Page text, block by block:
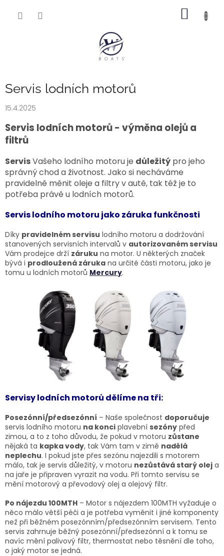
Servis lodních motorů
15.4.2025
Servis lodních motorů - výměna olejů a
filtrů
ServisVašeho lodního motoru je důležitý pro jeho
správný chod a životnost. Jako si necháváme
pravidelně měnit oleje a filtry v autě, tak též je to
potřeba právě u lodních motorů.
Servis lodního motoru jako záruka funkčnosti
Díky pravidelném servisu lodního motoru a dodržování
stanovených servisních intervalů v autorizovaném servisu
Vám prodejce drží záruku na motor. U některých značek
bývá i prodloužená záruka na určité části motoru, jako je
tomu u lodních motorů Mercury.
Servisy lodních motorů dělíme na tři:
Posezónní/předsezónní – Naše společnost doporučuje
servis lodního motoru na konci plavební sezóny před
zimou, a to z toho důvodu, že pokud v motoru zůstane
nějaká ta kapka vody, tak Vám tam v zimě nadělá
neplechu. I pokud jste přes sezónu najezdili s motorem
málo, tak je servis důležitý, v motoru nezůstává starý olej a
na jaře je připraven vyrazit na vodu. Při tomto servisu se
mění motorový a převodový olej a olejový filtr.
Po nájezdu 100MTH – Motor s nájezdem 100MTH vyžaduje o
něco málo větší péči a je potřeba vyměnit i jiné komponenty
než při běžném posezónním/předsezónním servisem. Tento
servis zahrnuje běžný posezónní/předsezónní a k tomu se
navíc mění palivový filtr, thermostat nebo těsnění dle toho,
o jaký motor se jedná.